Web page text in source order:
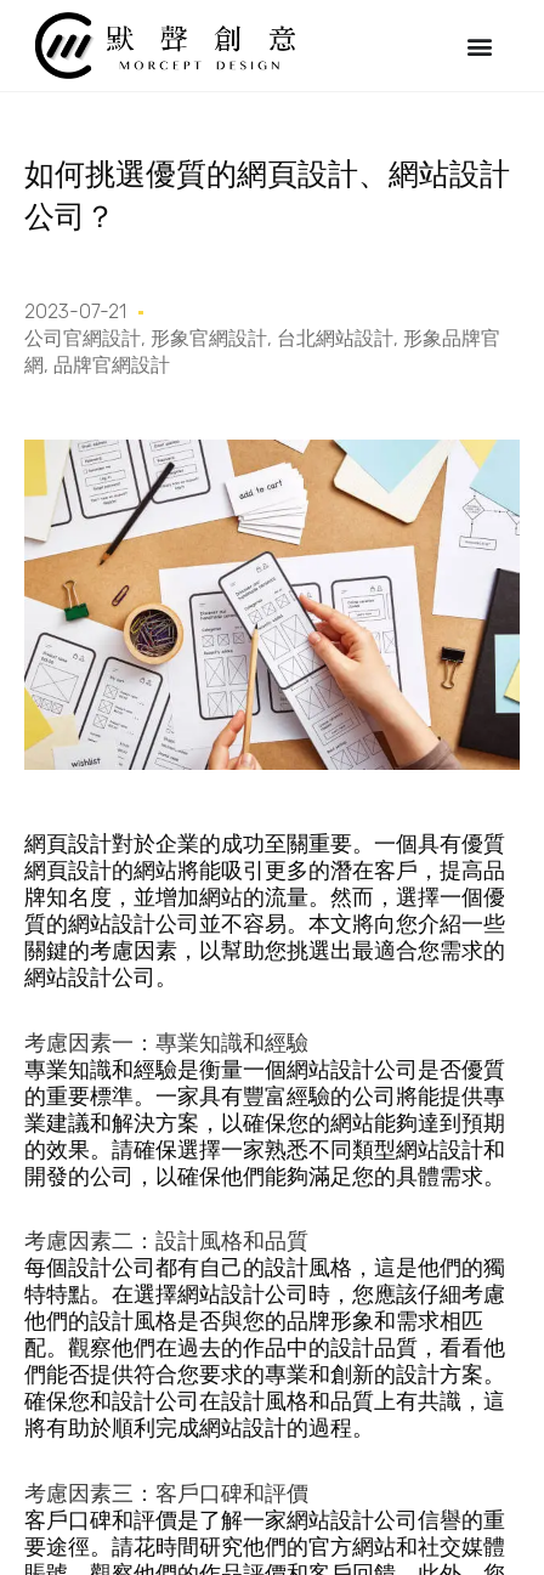
如何挑選優質的網頁設計、網站設計
公司？
2023-07-21
公司官網設計, 形象官網設計, 台北網站設計, 形象品牌官
網, 品牌官網設計
網頁設計對於企業的成功至關重要。一個具有優質
網頁設計的網站將能吸引更多的潛在客戶，提高品
牌知名度，並增加網站的流量。然而，選擇一個優
質的網站設計公司並不容易。本文將向您介紹一些
關鍵的考慮因素，以幫助您挑選出最適合您需求的
網站設計公司。
考慮因素一：專業知識和經驗
專業知識和經驗是衡量一個網站設計公司是否優質
的重要標準。一家具有豐富經驗的公司將能提供專
業建議和解決方案，以確保您的網站能夠達到預期
的效果。請確保選擇一家熟悉不同類型網站設計和
開發的公司，以確保他們能夠滿足您的具體需求。
考慮因素二：設計風格和品質
每個設計公司都有自己的設計風格，這是他們的獨
特特點。在選擇網站設計公司時，您應該仔細考慮
他們的設計風格是否與您的品牌形象和需求相匹
配。觀察他們在過去的作品中的設計品質，看看他
們能否提供符合您要求的專業和創新的設計方案。
確保您和設計公司在設計風格和品質上有共識，這
將有助於順利完成網站設計的過程。
考慮因素三：客戶口碑和評價
客戶口碑和評價是了解一家網站設計公司信譽的重
要途徑。請花時間研究他們的官方網站和社交媒體